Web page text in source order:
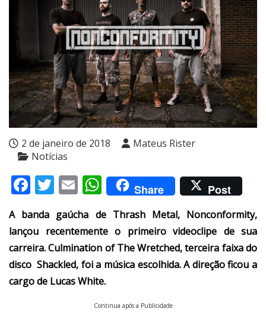
2 de janeiro de 2018
Mateus Rister
Notícias
Facebook
Twitter
EmailWhatsApp
Share Post
A banda gaúcha de Thrash Metal, Nonconformity,
lançou recentemente o primeiro videoclipe de sua
carreira. Culmination of The Wretched, terceira faixa do
disco Shackled, foi a música escolhida. A direção ficou a
cargo de Lucas White.
Continua após a Publicidade